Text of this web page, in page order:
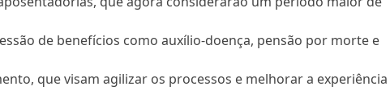
de benefícios como auxílio-doença, pensão por morte e
que visam agilizar os processos e melhorar a experiência